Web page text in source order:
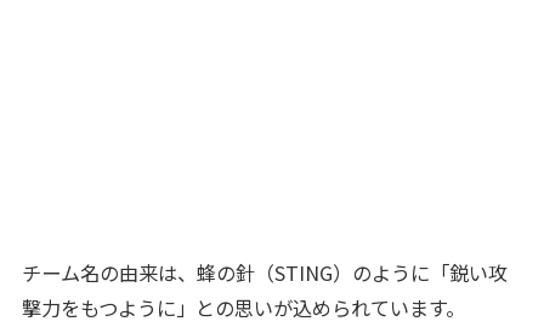
チーム名の由来は、蜂の針（STING）のように「鋭い攻
撃力をもつように」との思いが込められています。